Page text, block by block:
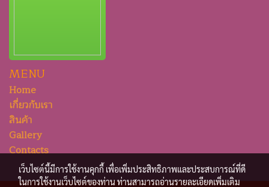
MENU
Home
เกี่ยวกับเรา
สินค้า
Gallery
Contacts
เว็บไซต์นี้มีการใช้งานคุกกี้ เพื่อเพิ่มประสิทธิภาพและประสบการณ์ที่ดี
ในการใช้งานเว็บไซต์ของท่าน ท่านสามารถอ่านรายละเอียดเพิ่มเติม